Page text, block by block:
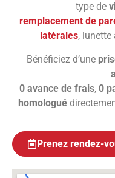
type de
remplacement de
latérales, lunette
Bénéficiez d’une
0 avance de frais, 0
homologué
Prenez rendez-